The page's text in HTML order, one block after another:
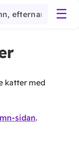
☰
katter med
sidan.